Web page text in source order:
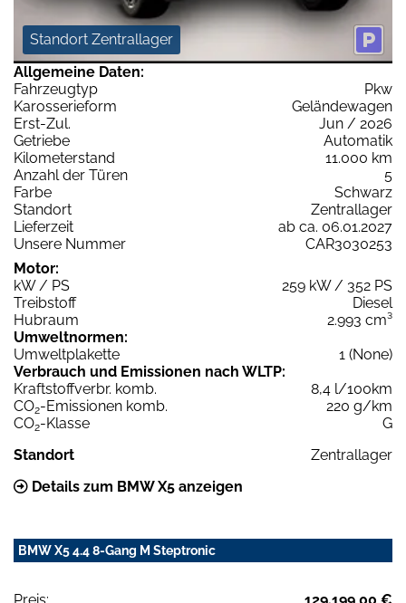
Standort Zentrallager
Allgemeine Daten:
Fahrzeugtyp
Pkw
Karosserieform
Geländewagen
Erst-Zul.
Jun / 2026
Getriebe
Automatik
Kilometerstand
11.000 km
Anzahl der Türen
5
Farbe
Schwarz
Standort
Zentrallager
Lieferzeit
ab ca. 06.01.2027
Unsere Nummer
CAR3030253
Motor:
kW / PS
259 kW / 352 PS
Treibstoff
Diesel
Hubraum
2.993 cm³
Umweltnormen:
Umweltplakette
1 (None)
Verbrauch und Emissionen nach WLTP:
Kraftstoffverbr. komb.
8,4 l/100km
CO2-Emissionen komb.
220 g/km
CO2-Klasse
G
Standort
Zentrallager
Details zum BMW X5 anzeigen
BMW X5 4.4 8-Gang M Steptronic
Preis:
129.199,00 €